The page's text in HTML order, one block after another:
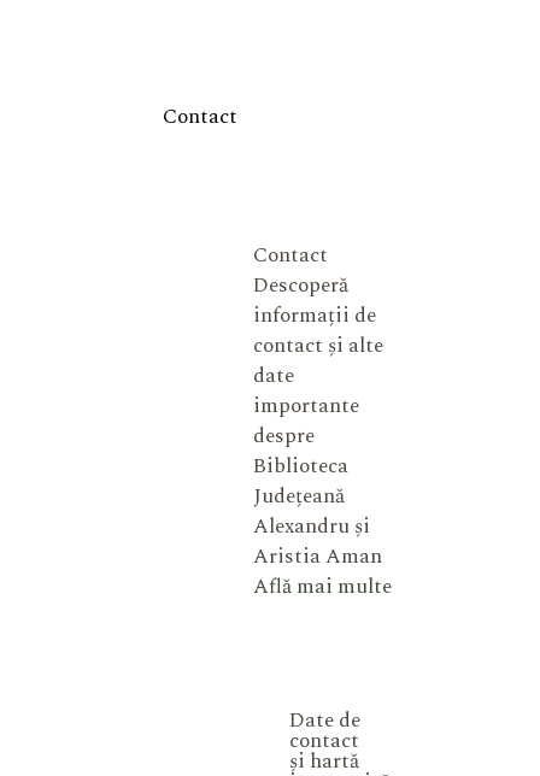
Contact
Contact
Descoperă
informații de
contact și alte
date
importante
despre
Biblioteca
Județeană
Alexandru și
Aristia Aman
Află mai multe
Date de
contact
și hartă